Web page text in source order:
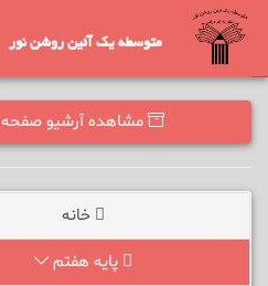
متوسطه یک آئین روشن نور
مشاهده آرشیو صفحه
خانه
پایه هفتم